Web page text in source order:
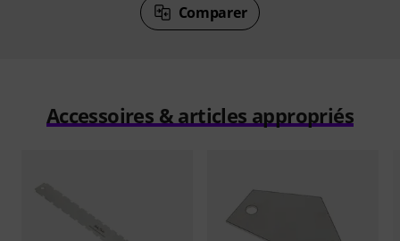
Comparer
Accessoires & articles appropriés